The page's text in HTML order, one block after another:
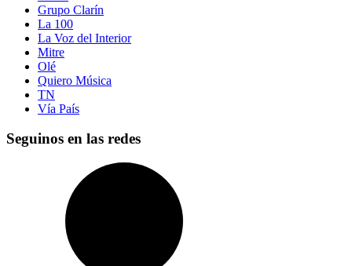
Grupo Clarín
La 100
La Voz del Interior
Mitre
Olé
Quiero Música
TN
Vía País
Seguinos en las redes